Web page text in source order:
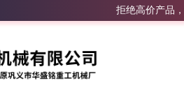
拒绝高价产品